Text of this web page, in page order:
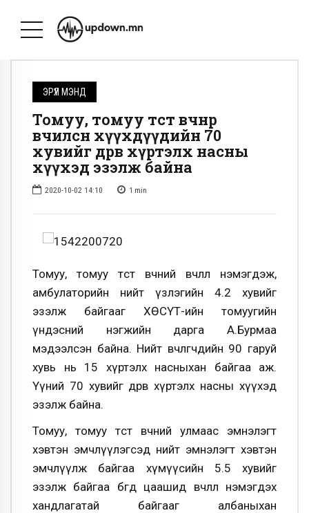
ЭРҮҮЛ МЭНД
Томуу, томуу төст өвчнөөр
өвчилсөн хүүхдүүдийн 70
хувийг дөрөв хүртэлх насны
хүүхэд эзэлж байна
2020-10-02 14:10 1 min
Томуу, томуу төст өвчний өвчлөл нэмэгдэж,
амбулаторийн нийт үзлэгийн 4.2 хувийг
эзэлж байгааг ХӨСҮТ-ийн томуугийн
үндэсний нэгжийн дарга А.Бурмаа
мэдээлсэн байна. Нийт өвчлөгчдийн 90 гаруй
хувь нь 15 хүртэлх насныхан байгаа аж.
Үүний 70 хувийг дөрөв хүртэлх насны хүүхэд
эзэлж байна.
Томуу, томуу төст өвчний улмаас эмнэлэгт
хэвтэн эмчлүүлэгсэд нийт эмнэлэгт хэвтэн
эмчлүүлж байгаа хүмүүсийн 5.5 хувийг
эзэлж байгаа бөгөөд цаашид өвчлөл нэмэгдэх
хандлагатай байгааг албаныхан